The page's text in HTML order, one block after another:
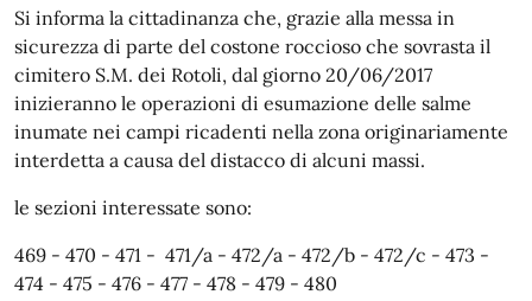
Si informa la cittadinanza che, grazie alla messa in
sicurezza di parte del costone roccioso che sovrasta il
cimitero S.M. dei Rotoli, dal giorno 20/06/2017
inizieranno le operazioni di esumazione delle salme
inumate nei campi ricadenti nella zona originariamente
interdetta a causa del distacco di alcuni massi.
le sezioni interessate sono:
469 - 470 - 471 - 471/a - 472/a - 472/b - 472/c - 473 -
474 - 475 - 476 - 477 - 478 - 479 - 480